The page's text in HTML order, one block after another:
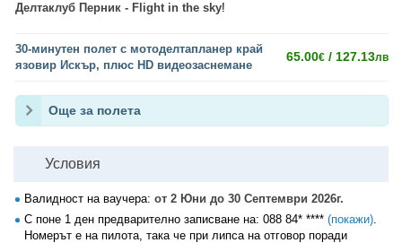
Делтаклуб Перник - Flight in the sky!
30-минутен полет с мотоделтапланер край
язовир Искър, плюс HD видеозаснемане
65.00€ / 127.13лв
Още за полета
Условия
Валидност на ваучера: от 2 Юни до 30 Септември 2026г.
С поне 1 ден предварително записване на: 088 84* **** (покажи).
Номерът е на пилота, така че при липса на отговор поради